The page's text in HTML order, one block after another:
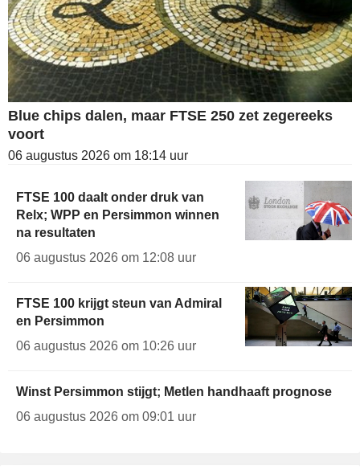
Blue chips dalen, maar FTSE 250 zet zegereeks
voort
06 augustus 2026 om 18:14 uur
FTSE 100 daalt onder druk van
Relx; WPP en Persimmon winnen
na resultaten
06 augustus 2026 om 12:08 uur
FTSE 100 krijgt steun van Admiral
en Persimmon
06 augustus 2026 om 10:26 uur
Winst Persimmon stijgt; Metlen handhaaft prognose
06 augustus 2026 om 09:01 uur